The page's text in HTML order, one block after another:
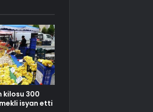
kilosu 300
isyan etti